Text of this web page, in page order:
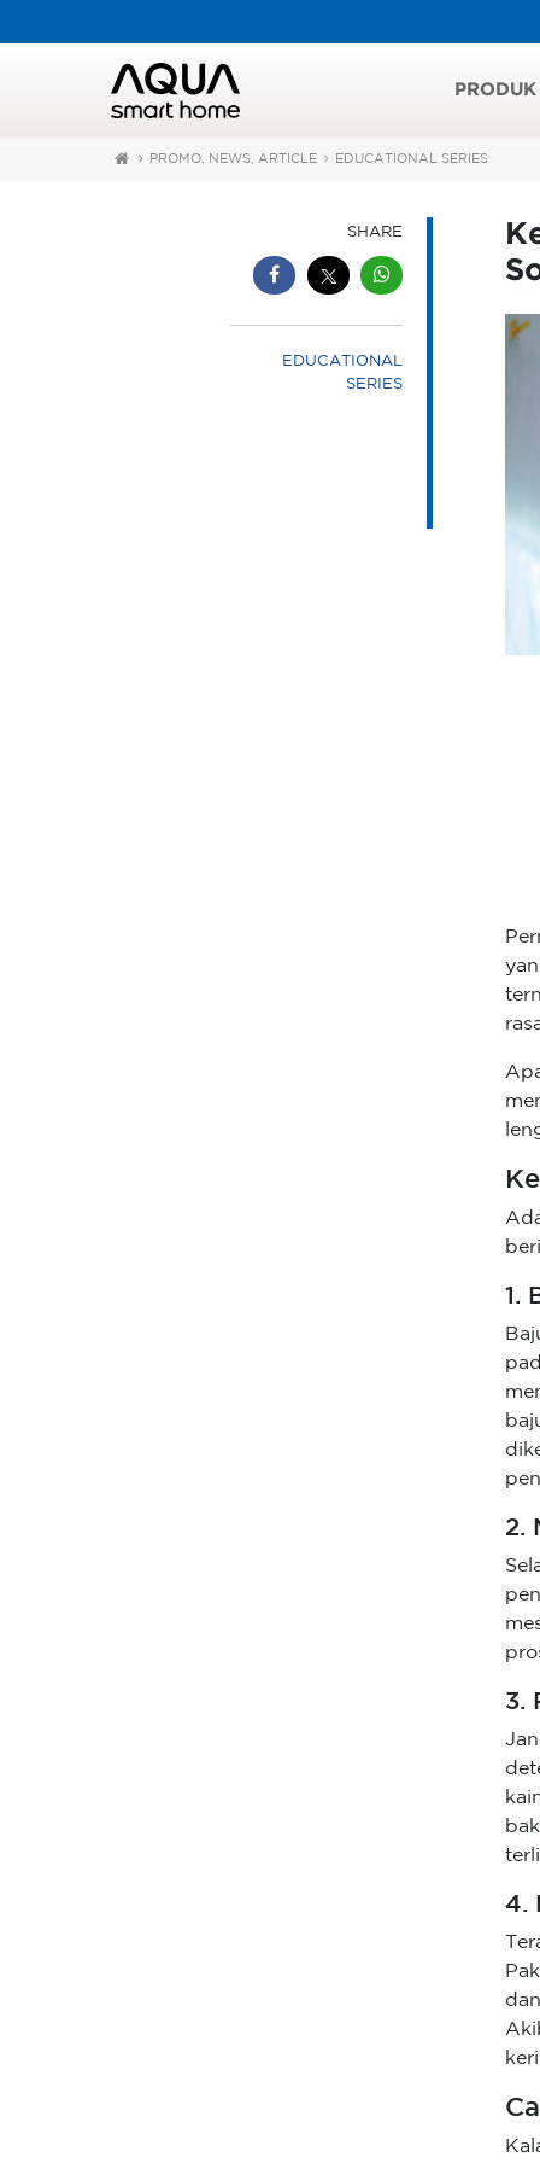
PRODUK
PROMO, NEWS, ARTICLE EDUCATIONAL SERIES
SHARE
EDUCATIONAL
SERIES
1.
2.
3.
4.